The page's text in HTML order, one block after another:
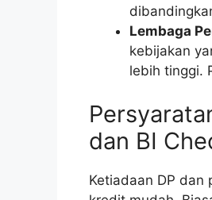
Lembaga
kebijakan
lebih tinggi.
dan BI
Ketiadaan DP dan